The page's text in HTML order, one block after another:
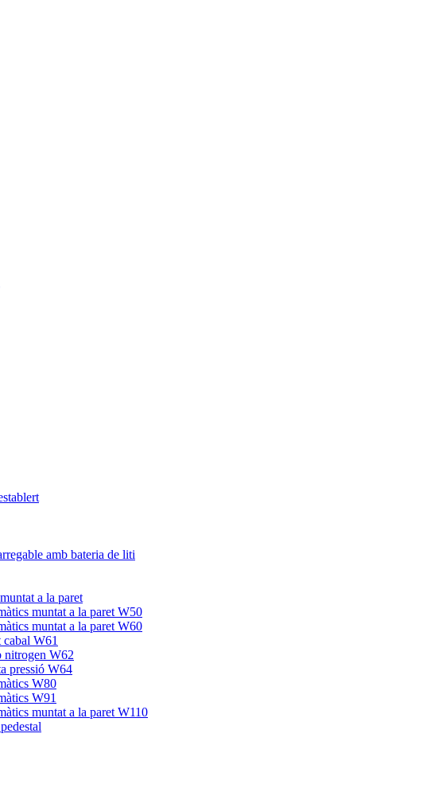
amb bateria de liti
a la paret
muntat a la paret W50
muntat a la paret W60
W61
nitrogen W62
pressió W64
W80
W91
muntat a la paret W110